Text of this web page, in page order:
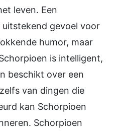
leven. Een
gevoel voor
humor, maar
is intelligent,
beschikt over een
van dingen die
kan Schorpioen
Schorpioen